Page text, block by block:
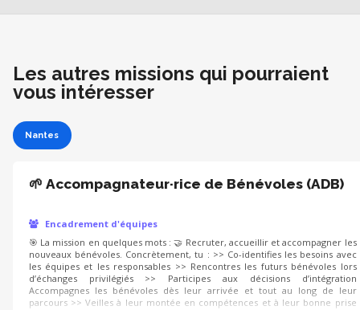
Les autres missions qui pourraient
vous intéresser
Nantes
🌱 Accompagnateur·rice de Bénévoles (ADB)
Encadrement d'équipes
🎯 La mission en quelques mots : 🤝 Recruter, accueillir et accompagner les
nouveaux bénévoles. Concrètement, tu : >> Co-identifies les besoins avec
les équipes et les responsables >> Rencontres les futurs bénévoles lors
d’échanges privilégiés >> Participes aux décisions d’intégration
Accompagnes les bénévoles dès leur arrivée et tout au long de leur
parcours >> Veilles à leur montée en compétences et à leur bonne prise